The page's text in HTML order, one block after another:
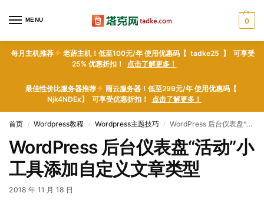
MENU 0
每月主机推荐
老薜主机！低至100元/年 使用优惠码【 tadke25 】 可享受
25% 优惠折扣！ 点击了解更多！
最佳性价比服务器推荐
雨云服务器！低至299元/年 使用优惠码【
Njk4NDEx】 可享受优惠折扣！ 点击了解更多！
首页 / Wordpress教程 / Wordpress主题技巧 / WordPress 后台仪表盘“活动”小工具添加自定义文章类型
WordPress 后台仪表盘“活动”小
工具添加自定义文章类型
2018 年 11 月 18 日